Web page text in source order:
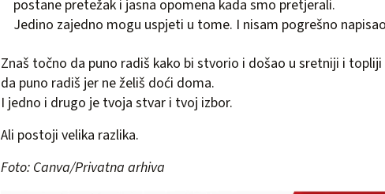
postane pretežak i jasna opomena kada smo pretjerali.
Jedino zajedno mogu uspjeti u tome. I nisam pogrešno
Znaš točno da puno radiš kako bi stvorio i došao u sretniji i
da puno radiš jer ne želiš doći doma.
I jedno i drugo je tvoja stvar i tvoj izbor.
Ali postoji velika razlika.
Foto: Canva/Privatna arhiva